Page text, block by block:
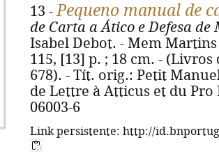
13 -Pequeno manual de
de Carta a Ático e Defesa de
Isabel Debot. - Mem
115, [13] p. ; 18 cm. -
678). - Tít. orig.: Petit
de Lettre à Atticus et du Pro
06003-6
Link persistente: http://